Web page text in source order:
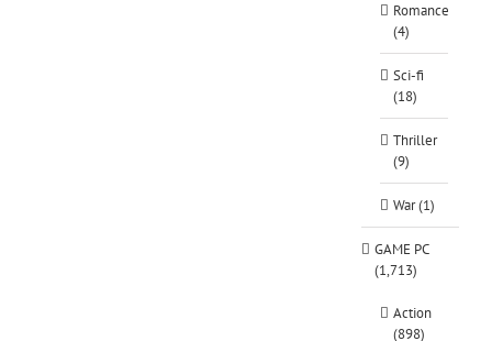
Romance
(4)
Sci-fi
(18)
Thriller
(9)
War (1)
GAME PC
(1,713)
Action
(898)